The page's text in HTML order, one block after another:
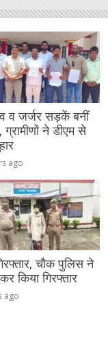
व जर्जर सड़कें बनीं
ग्रामीणों ने डीएम से
ago
चौक पुलिस ने
किया गिरफ्तार
ago